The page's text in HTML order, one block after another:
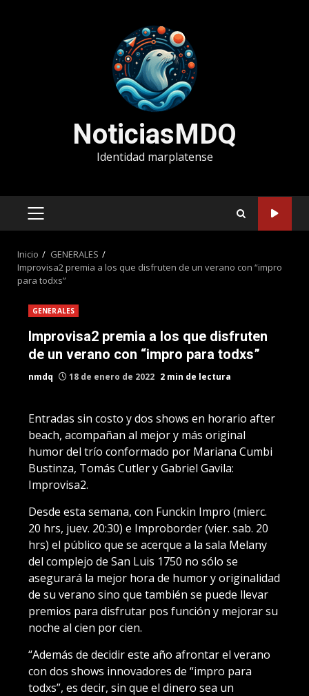
NoticiasMDQ
Identidad marplatense
MENÚ
Inicio
GENERALES
Improvisa2 premia a los que disfruten de un verano con “impro
para todxs”
GENERALES
Improvisa2 premia a los que disfruten
de un verano con “impro para todxs”
nmdq 18 de enero de 2022 2 min de lectura
Entradas sin costo y dos shows en horario after
beach, acompañan al mejor y más original
humor del trío conformado por Mariana Cumbi
Bustinza, Tomás Cutler y Gabriel Gavila:
Improvisa2.
Desde esta semana, con Funckin Impro (mierc.
20 hrs, juev. 20:30) e Improborder (vier. sab. 20
hrs) el público que se acerque a la sala Melany
del complejo de San Luis 1750 no sólo se
asegurará la mejor hora de humor y originalidad
de su verano sino que también se puede llevar
premios para disfrutar pos función y mejorar su
noche al cien por cien.
“Además de decidir este año afrontar el verano
con dos shows innovadores de “impro para
todxs”, es decir, sin que el dinero sea un